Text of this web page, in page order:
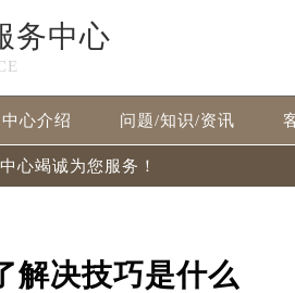
务中心
中心介绍 问题/知识/资讯
心竭诚为您服务！
解决技巧是什么